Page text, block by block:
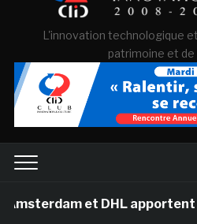
L'innovation technologique
patrimoine et de
et DHL apportent